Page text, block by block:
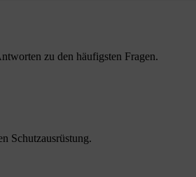
zu den häufigsten Fragen.
Schutzausrüstung.